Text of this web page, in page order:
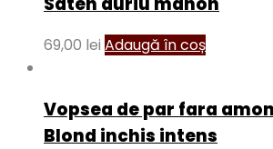
69,00 lei Adaugă în coș
Vopsea de par fara
Blond inchis intens